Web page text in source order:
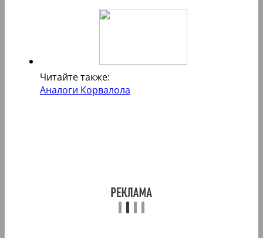
Читайте также:
Аналоги Корвалола